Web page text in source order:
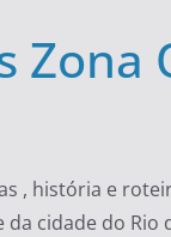
Zona
, história e
da cidade do Rio